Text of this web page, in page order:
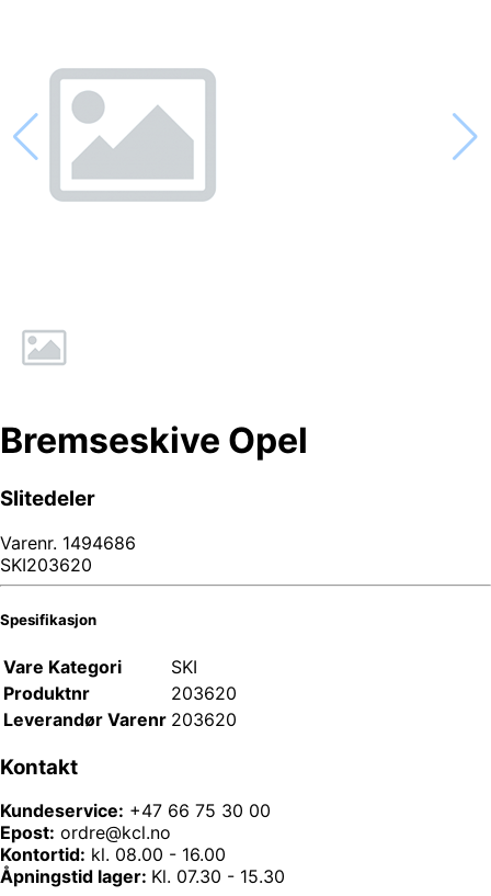
Bremseskive Opel
Slitedeler
Varenr. 1494686
SKI203620
Spesifikasjon
Vare Kategori
SKI
Produktnr
203620
Leverandør Varenr 203620
Kontakt
Kundeservice: +47 66 75 30 00
Epost: ordre@kcl.no
Kontortid: kl. 08.00 - 16.00
Åpningstid lager: Kl. 07.30 - 15.30